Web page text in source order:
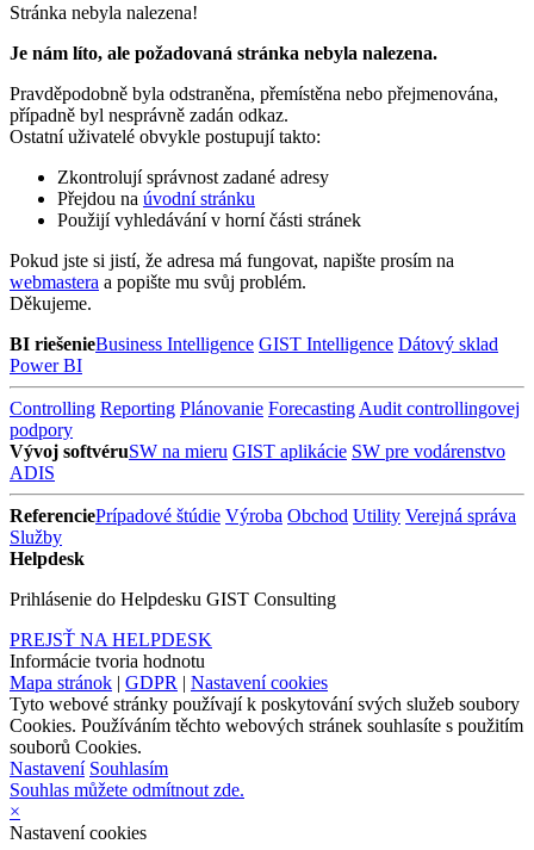
Stránka nebyla nalezena!
Je nám líto, ale požadovaná stránka nebyla nalezena.
Pravděpodobně byla odstraněna, přemístěna nebo přejmenována,
případně byl nesprávně zadán odkaz.
Ostatní uživatelé obvykle postupují takto:
Zkontrolují správnost zadané adresy
Přejdou na úvodní stránku
Použijí vyhledávání v horní části stránek
Pokud jste si jistí, že adresa má fungovat, napište prosím na
webmastera a popište mu svůj problém.
Děkujeme.
BI riešenieBusiness Intelligence GIST Intelligence Dátový sklad
Power BI
Controlling Reporting Plánovanie Forecasting Audit controllingovej
podpory
Vývoj softvéruSW na mieru GIST aplikácie SW pre vodárenstvo
ADIS
ReferenciePrípadové štúdie Výroba Obchod Utility Verejná správa
Služby
Helpdesk
Prihlásenie do Helpdesku GIST Consulting
PREJSŤ NA HELPDESK
Informácie tvoria hodnotu
Mapa stránok | GDPR | Nastavení cookies
Tyto webové stránky používají k poskytování svých služeb soubory
Cookies. Používáním těchto webových stránek souhlasíte s použitím
souborů Cookies.
Nastavení Souhlasím
Souhlas můžete odmítnout zde.
×
Nastavení cookies